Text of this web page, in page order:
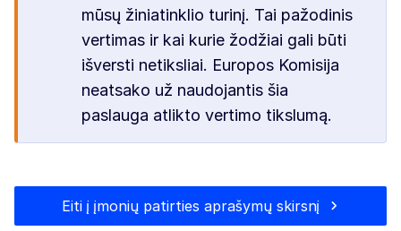
mūsų žiniatinklio turinį. Tai pažodinis
vertimas ir kai kurie žodžiai gali būti
išversti netiksliai. Europos Komisija
neatsako už naudojantis šia
paslauga atlikto vertimo tikslumą.
Eiti į įmonių patirties aprašymų skirsnį